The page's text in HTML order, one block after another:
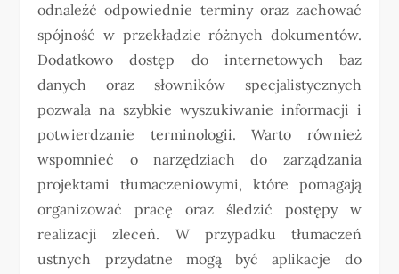
odnaleźć odpowiednie terminy oraz zachować
spójność w przekładzie różnych dokumentów.
Dodatkowo dostęp do internetowych baz
danych oraz słowników specjalistycznych
pozwala na szybkie wyszukiwanie informacji i
potwierdzanie terminologii. Warto również
wspomnieć o narzędziach do zarządzania
projektami tłumaczeniowymi, które pomagają
organizować pracę oraz śledzić postępy w
realizacji zleceń. W przypadku tłumaczeń
ustnych przydatne mogą być aplikacje do